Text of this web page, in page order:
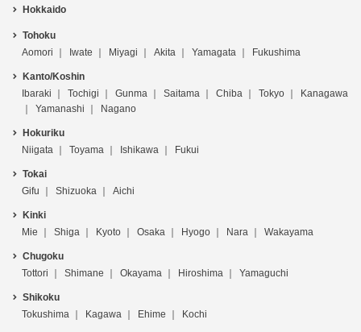
Hokkaido
Tohoku
Aomori
Iwate Miyagi Akita Yamagata Fukushima
Kanto/Koshin
Ibaraki
Tochigi Gunma Saitama Chiba Tokyo
Kanagawa
Yamanashi
Nagano
Hokuriku
Niigata
Toyama Ishikawa Fukui
Tokai
Gifu
Shizuoka Aichi
Kinki
Mie
Shiga Kyoto Osaka Hyogo Nara Wakayama
Chugoku
Tottori
Shimane Okayama Hiroshima Yamaguchi
Shikoku
Tokushima
Kagawa Ehime Kochi